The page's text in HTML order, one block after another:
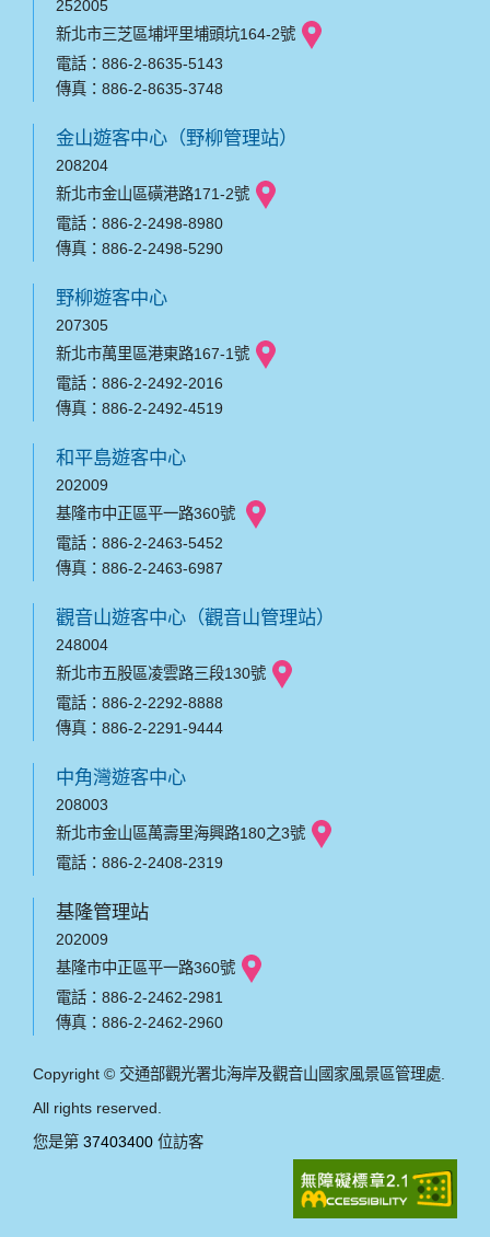
252005
新北市三芝區埔坪里埔頭坑164-2號
電話：886-2-8635-5143
傳真：886-2-8635-3748
金山遊客中心（野柳管理站）
208204
新北市金山區磺港路171-2號
電話：886-2-2498-8980
傳真：886-2-2498-5290
野柳遊客中心
207305
新北市萬里區港東路167-1號
電話：886-2-2492-2016
傳真：886-2-2492-4519
和平島遊客中心
202009
基隆市中正區平一路360號
電話：886-2-2463-5452
傳真：886-2-2463-6987
觀音山遊客中心（觀音山管理站）
248004
新北市五股區凌雲路三段130號
電話：886-2-2292-8888
傳真：886-2-2291-9444
中角灣遊客中心
208003
新北市金山區萬壽里海興路180之3號
電話：886-2-2408-2319
基隆管理站
202009
基隆市中正區平一路360號
電話：886-2-2462-2981
傳真：886-2-2462-2960
Copyright © 交通部觀光署北海岸及觀音山國家風景區管理處.
All rights reserved.
您是第 37403400 位訪客